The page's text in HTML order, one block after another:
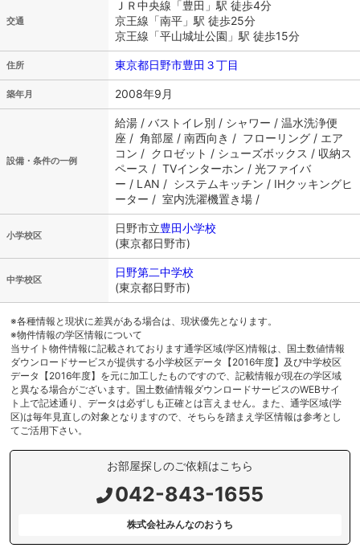
交通
ＪＲ中央線「豊田」駅 徒歩4分
京王線「南平」駅 徒歩25分
京王線「平山城址公園」駅 徒歩15分
住所 東京都日野市豊田３丁目
築年月 2008年9月
設備・条件の一例
給湯 / バストイレ別 / シャワー / 温水洗浄便
座 / 角部屋 / 南西向き / フローリング / エア
コン / クロゼット / シューズボックス / 収納ス
ペース / TVインターホン / 光ファイバ
ー / LAN / システムキッチン / IHクッキングヒ
ーター / 室内洗濯機置き場 /
小学校区
日野市立豊田小学校
(東京都日野市)
中学校区
日野第二中学校
(東京都日野市)
※各種情報と現状に差異がある場合は、現状優先となります。
※物件情報の学区情報について
当サイト物件情報に記載されております通学区域(学区)情報は、国土数値情報
ダウンロードサービスが提供する小学校区データ【2016年度】及び中学校区
データ【2016年度】を元に加工したものですので、記載情報が現在の学区域
と異なる場合がございます。国土数値情報ダウンロードサービスのWEBサイ
ト上で記述通り、データは必ずしも正確とは言えません。また、通学区域(学
区)は毎年見直しの対象となりますので、そちらを踏まえ学区情報は参考とし
てご活用下さい。
お部屋探しのご依頼はこちら
042-843-1655
株式会社みんなのおうち